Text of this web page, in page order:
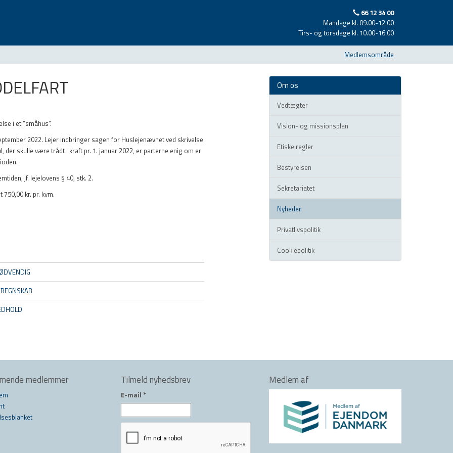
66 12 34 00
Mandage kl. 09.00-12.00
Tirs- og torsdage kl. 10.00-16.00
Medlemsområde
i et “småhus”.
2022. Lejer indbringer sagen for Huslejenævnet ved skrivelse
der skulle være trådt i kraft pr. 1. januar 2022, er parterne enig om er
jf. lejelovens § 40, stk. 2.
kr. pr. kvm.
Om os
Vedtægter
Vision- og missionsplan
Etiske regler
Bestyrelsen
Sekretariatet
Nyheder
Privatlivspolitik
Cookiepolitik
medlemmer Tilmeld nyhedsbrev
E-mail *
Medlem af